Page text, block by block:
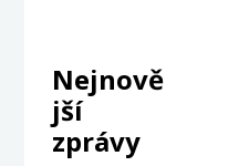
Nejnově
jší
zprávy